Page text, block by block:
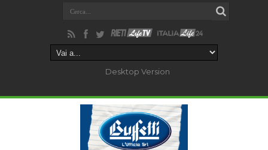
Desktop Version